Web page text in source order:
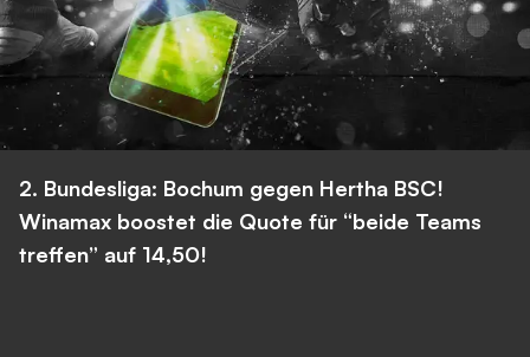
2. Bundesliga: Bochum gegen Hertha BSC!
Winamax boostet die Quote für “beide Teams
treffen” auf 14,50!